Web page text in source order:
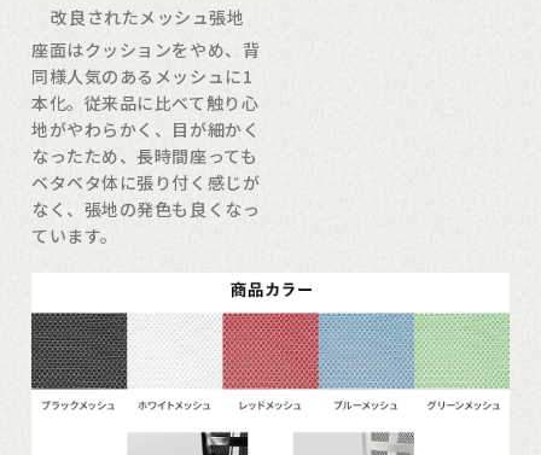
改良されたメッシュ張地
座面はクッションをやめ、背
同様人気のあるメッシュに1
本化。従来品に比べて触り心
地がやわらかく、目が細かく
なったため、長時間座っても
ベタベタ体に張り付く感じが
なく、張地の発色も良くなっ
ています。